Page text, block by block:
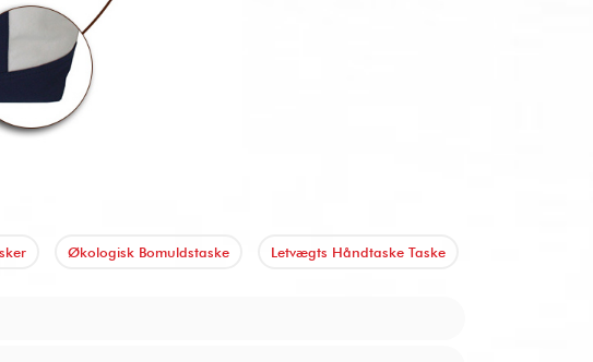
Økologisk Bomuldstaske Letvægts Håndtaske Taske